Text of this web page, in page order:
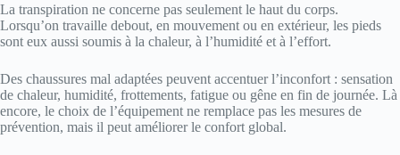
La transpiration ne concerne pas seulement le haut du corps.
Lorsqu’on travaille debout, en mouvement ou en extérieur, les pieds
sont eux aussi soumis à la chaleur, à l’humidité et à l’effort.
Des chaussures mal adaptées peuvent accentuer l’inconfort : sensation
de chaleur, humidité, frottements, fatigue ou gêne en fin de journée. Là
encore, le choix de l’équipement ne remplace pas les mesures de
prévention, mais il peut améliorer le confort global.